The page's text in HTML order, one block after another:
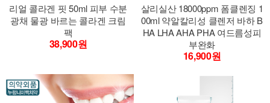
리얼 콜라겐 핏 50ml 피부 수분
광채 물광 바르는 콜라겐 크림
팩
38,900원
살리실산 18000ppm 폼클렌징 1
00ml 약알칼리성 클렌저 바하 B
HA LHA AHA PHA 여드름성피
부완화
16,900원